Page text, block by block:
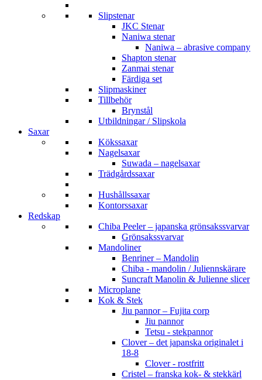
Slipstenar
JKC Stenar
Naniwa stenar
Naniwa – abrasive company
Shapton stenar
Zanmai stenar
Färdiga set
Slipmaskiner
Tillbehör
Brynstål
Utbildningar / Slipskola
Saxar
Kökssaxar
Nagelsaxar
Suwada – nagelsaxar
Trädgårdssaxar
Hushållssaxar
Kontorssaxar
Redskap
Chiba Peeler – japanska grönsakssvarvar
Grönsakssvarvar
Mandoliner
Benriner – Mandolin
Chiba - mandolin / Juliennskärare
Suncraft Manolin & Julienne slicer
Microplane
Kok & Stek
Jiu pannor – Fujita corp
Jiu pannor
Tetsu - stekpannor
Clover – det japanska originalet i
18-8
Clover - rostfritt
Cristel – franska kok- & stekkärl